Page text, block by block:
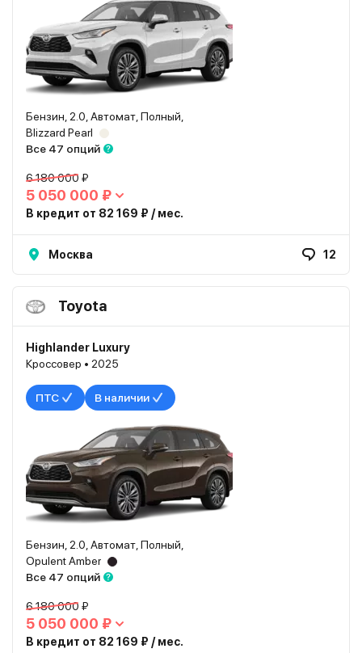
Бензин, 2.0, Автомат, Полный,
Blizzard Pearl
Все 47 опций
6 180 000 ₽
5 050 000 ₽
В кредит от 82 169 ₽ / мес.
Москва 12
Toyota
Highlander Luxury
Кроссовер • 2025
ПТС В наличии
Бензин, 2.0, Автомат, Полный,
Opulent Amber
Все 47 опций
6 180 000 ₽
5 050 000 ₽
В кредит от 82 169 ₽ / мес.